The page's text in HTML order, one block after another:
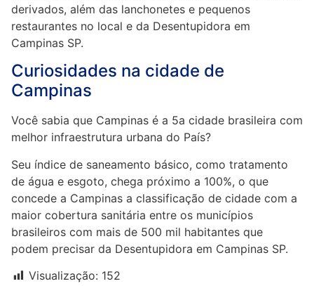
derivados, além das lanchonetes e pequenos
restaurantes no local e da Desentupidora em
Campinas SP.
Curiosidades na cidade de
Campinas
Você sabia que Campinas é a 5a cidade brasileira com
melhor infraestrutura urbana do País?
Seu índice de saneamento básico, como tratamento
de água e esgoto, chega próximo a 100%, o que
concede a Campinas a classificação de cidade com a
maior cobertura sanitária entre os municípios
brasileiros com mais de 500 mil habitantes que
podem precisar da Desentupidora em Campinas SP.
Visualização: 152